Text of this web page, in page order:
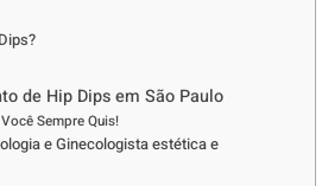
de Hip Dips em São Paulo
Sempre Quis!
e Ginecologista estética e